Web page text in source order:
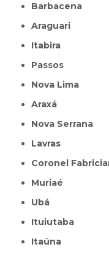
Barbacena
Araguari
Itabira
Passos
Nova Lima
Araxá
Nova Serrana
Lavras
Coronel
Muriaé
Ubá
Ituiutaba
Itaúna